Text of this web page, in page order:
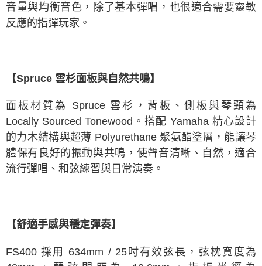
音量與均衡音色，除了基本彈唱，也很適合需要靈敏
反應的指彈玩家。
【Spruce 雲杉面板與自然共鳴】
面板材質為 Spruce 雲杉，背板、側板與琴頸為
Locally Sourced Tonewood。搭配 Yamaha 精心設計
的力木結構與超薄 Polyurethane 聚氨酯塗層，能讓琴
體保有良好的振動與共鳴，使聲音清晰、自然，適合
流行彈唱、和弦練習與日常演奏。
【舒適手感與穩定彈奏】
FS400 採用 634mm / 25吋有效弦長，弦枕寬度為